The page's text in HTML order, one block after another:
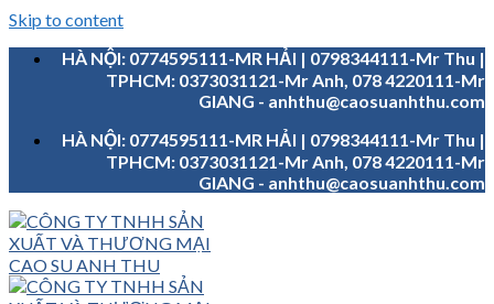
Skip to content
HÀ NỘI: 0774595111-MR HẢI | 0798344111-Mr Thu |
TPHCM: 0373031121-Mr Anh, 078 4220111-Mr
GIANG - anhthu@caosuanhthu.com
HÀ NỘI: 0774595111-MR HẢI | 0798344111-Mr Thu |
TPHCM: 0373031121-Mr Anh, 078 4220111-Mr
GIANG - anhthu@caosuanhthu.com